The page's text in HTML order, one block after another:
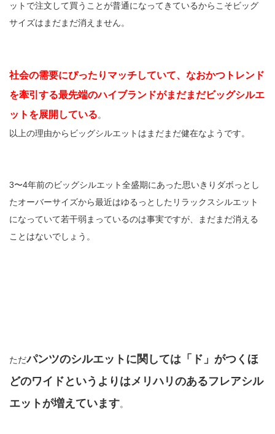
ットで注文して買うことが普通になってきているからこそビッグ
サイズはまだまだ消えません。
社会の需要にぴったりマッチしていて、なおかつトレンド
を牽引する最先端のハイブランドがまだまだビッグシルエ
ットを展開している。
以上の理由からビッグシルエットはまだまだ健在なようです。
3〜4年前のビッグシルエット全盛期にあった思いきりダボっとし
たオーバーサイズから最近はゆるっとしたリラックスシルエット
になっていて若干弱まっているのは事実ですが、まだまだ消える
ことはないでしょう。
ただパンツのシルエットに関しては「ド」がつくほ
どのワイドというよりはメリハリのあるフレアシル
エットが増えています。